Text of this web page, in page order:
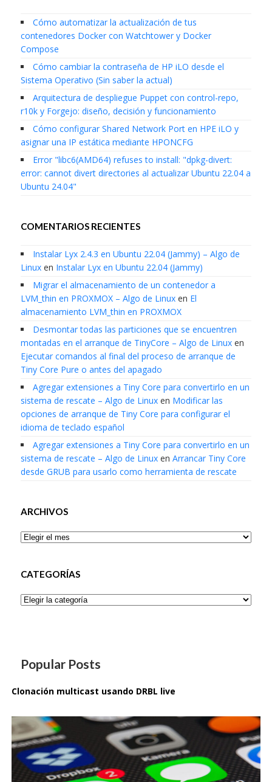
Cómo automatizar la actualización de tus
contenedores Docker con Watchtower y Docker
Compose
Cómo cambiar la contraseña de HP iLO desde el
Sistema Operativo (Sin saber la actual)
Arquitectura de despliegue Puppet con control-repo,
r10k y Forgejo: diseño, decisión y funcionamiento
Cómo configurar Shared Network Port en HPE iLO y
asignar una IP estática mediante HPONCFG
Error "libc6(AMD64) refuses to install: "dpkg-divert:
error: cannot divert directories al actualizar Ubuntu 22.04 a
Ubuntu 24.04"
COMENTARIOS RECIENTES
Instalar Lyx 2.4.3 en Ubuntu 22.04 (Jammy) – Algo de
Linuxen Instalar Lyx en Ubuntu 22.04 (Jammy)
Migrar el almacenamiento de un contenedor a
LVM_thin en PROXMOX – Algo de Linuxen El
almacenamiento LVM_thin en PROXMOX
Desmontar todas las particiones que se encuentren
montadas en el arranque de TinyCore – Algo de Linuxen
Ejecutar comandos al final del proceso de arranque de
Tiny Core Pure o antes del apagado
Agregar extensiones a Tiny Core para convertirlo en un
sistema de rescate – Algo de Linuxen Modificar las
opciones de arranque de Tiny Core para configurar el
idioma de teclado español
Agregar extensiones a Tiny Core para convertirlo en un
sistema de rescate – Algo de Linuxen Arrancar Tiny Core
desde GRUB para usarlo como herramienta de rescate
ARCHIVOS
Archivos
CATEGORÍAS
Categorías
Popular Posts
Clonación multicast usando DRBL live